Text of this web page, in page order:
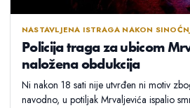
NASTAVLJENA ISTRAGA NAKON
Policija traga za ubicom
naložena obdukcija
Ni nakon 18 sati nije utvrđen ni motiv
navodno, u potiljak Mrvaljevića ispalio